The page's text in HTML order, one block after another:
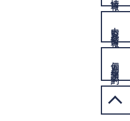
情報
個別相談
予約